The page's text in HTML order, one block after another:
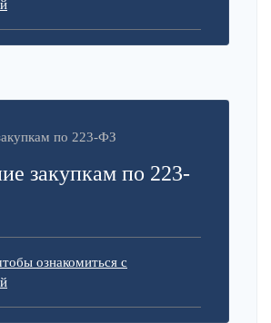
по 223-ФЗ
закупкам по 223-
ознакомиться с